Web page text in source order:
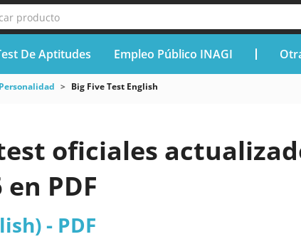
producto
De Aptitudes Empleo Público INAGI
Big Five Test English
oficiales
PDF
- PDF